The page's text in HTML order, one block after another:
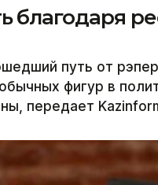
благодаря
путь от
фигур в
передает